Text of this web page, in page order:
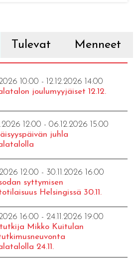
Tulevat Menneet
10:00 - 12.12.2026 14:00
joulumyyjäiset 12.12.
12:00 - 06.12.2026 15:00
juhla
12:00 - 30.11.2026 16:00
syttymisen
Helsingissä 30.11.
16:00 - 24.11.2026 19:00
Mikko Kuitulan
24.11.